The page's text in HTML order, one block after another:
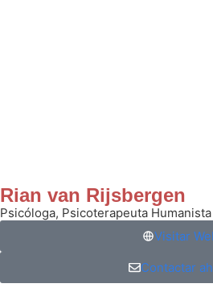
Rian van Rijsbergen
Psicóloga, Psicoterapeuta
Visitar
Contactar